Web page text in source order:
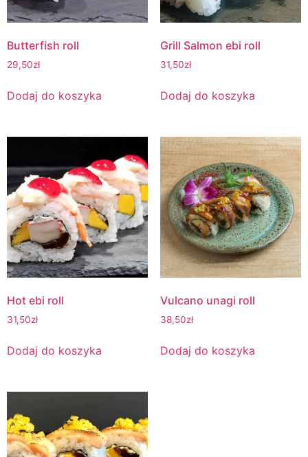
Butterfish roll
29,50zł
Dodaj do koszyka
Grill Salmon ebi roll
31,50zł
Dodaj do koszyka
Hot ebi roll
31,50zł
Dodaj do koszyka
Vulcano unagi roll
38,50zł
Dodaj do koszyka